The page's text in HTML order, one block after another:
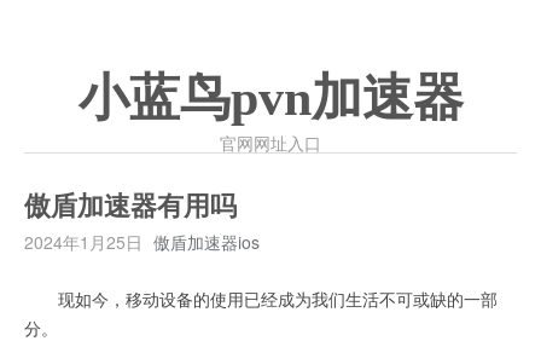
小蓝鸟pvn加速器
官网网址入口
傲盾加速器有用吗
2024年1月25日 傲盾加速器ios
现如今，移动设备的使用已经成为我们生活不可或缺的一部
分。